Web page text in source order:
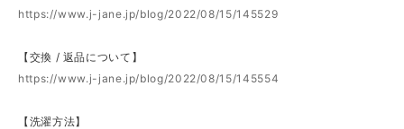
https://www.j-jane.jp/blog/2022/08/15/145529
【交換 / 返品について】
https://www.j-jane.jp/blog/2022/08/15/145554
【洗濯方法】